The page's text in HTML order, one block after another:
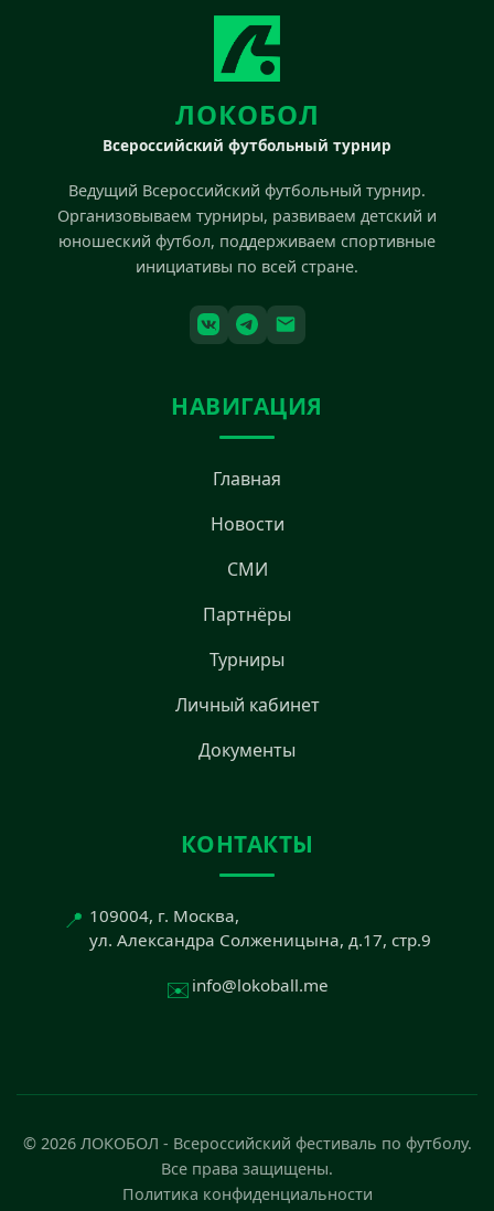
ЛОКОБОЛ
Всероссийский футбольный турнир
Ведущий Всероссийский футбольный турнир.
Организовываем турниры, развиваем детский и
юношеский футбол, поддерживаем спортивные
инициативы по всей стране.
НАВИГАЦИЯ
Главная
Новости
СМИ
Партнёры
Турниры
Личный кабинет
Документы
КОНТАКТЫ
📍 109004, г. Москва,
ул. Александра Солженицына, д.17, стр.9
✉️ info@lokoball.me
© 2026 ЛОКОБОЛ - Всероссийский фестиваль по футболу.
Все права защищены.
Политика конфиденциальности